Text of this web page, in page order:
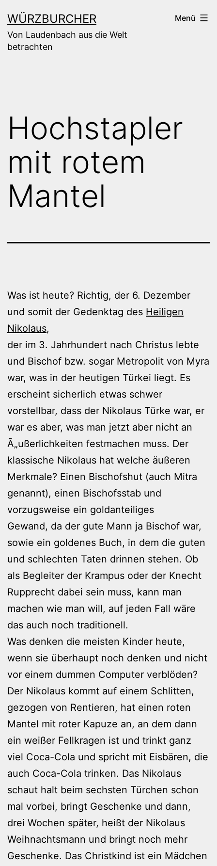
Inhalt
springen
WÜRZBURCHER
Von Laudenbach aus die Welt
betrachten
Menü
Hochstapler
mit rotem
Mantel
Was ist heute? Richtig, der 6. Dezember
und somit der Gedenktag des Heiligen
Nikolaus,
der im 3. Jahrhundert nach Christus lebte
und Bischof bzw. sogar Metropolit von Myra
war, was in der heutigen Türkei liegt. Es
erscheint sicherlich etwas schwer
vorstellbar, dass der Nikolaus Türke war, er
war es aber, was man jetzt aber nicht an
Ã„ußerlichkeiten festmachen muss. Der
klassische Nikolaus hat welche äußeren
Merkmale? Einen Bischofshut (auch Mitra
genannt), einen Bischofsstab und
vorzugsweise ein goldanteiliges
Gewand, da der gute Mann ja Bischof war,
sowie ein goldenes Buch, in dem die guten
und schlechten Taten drinnen stehen. Ob
als Begleiter der Krampus oder der Knecht
Rupprecht dabei sein muss, kann man
machen wie man will, auf jeden Fall wäre
das auch noch traditionell.
Was denken die meisten Kinder heute,
wenn sie überhaupt noch denken und nicht
vor einem dummen Computer verblöden?
Der Nikolaus kommt auf einem Schlitten,
gezogen von Rentieren, hat einen roten
Mantel mit roter Kapuze an, an dem dann
ein weißer Fellkragen ist und trinkt ganz
viel Coca-Cola und spricht mit Eisbären, die
auch Coca-Cola trinken. Das Nikolaus
schaut halt beim sechsten Türchen schon
mal vorbei, bringt Geschenke und dann,
drei Wochen später, heißt der Nikolaus
Weihnachtsmann und bringt noch mehr
Geschenke. Das Christkind ist ein Mädchen